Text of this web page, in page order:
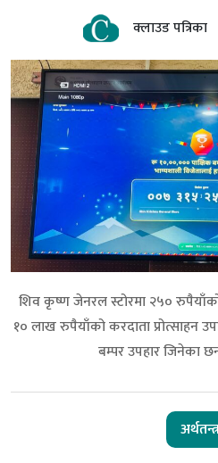
क्लाउड पत्रिका
शिव कृष्ण जेनरल स्टोरमा २५०
१० लाख रुपैयाँको करदाता प्रोत्साहन
बम्पर उपहार जिनेका